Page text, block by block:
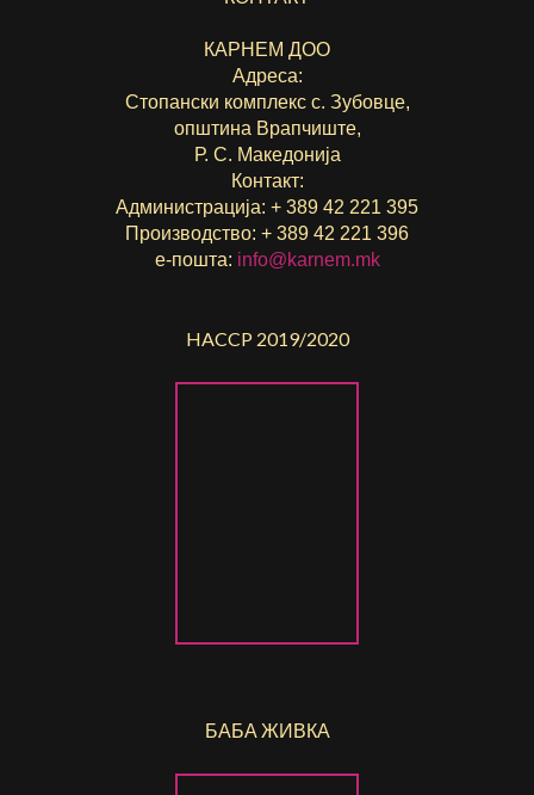
КАРНЕМ ДОО
Адреса:
Стопански комплекс с. Зубовце,
општина Врапчиште,
Р. С. Македонија
Контакт:
Администрација: + 389 42 221 395
Производство: + 389 42 221 396
е-пошта: info@karnem.mk
HACCP 2019/2020
БАБА ЖИВКА